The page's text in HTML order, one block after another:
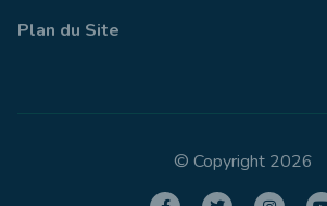
Plan du Site
© Copyright 2026